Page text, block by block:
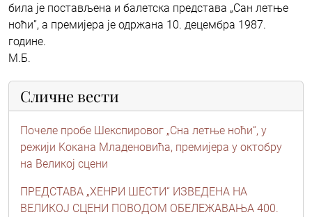
била је постављена и балетска представа „Сан летње
ноћи”, а премијера је одржана 10. децембра 1987.
године.
М.Б.
Сличне вести
Почеле пробе Шекспировог „Сна летње ноћи“, у
режији Kокана Младеновића, премијера у октобру
на Великој сцени
ПРЕДСТАВА „ХЕНРИ ШЕСТИ“ ИЗВЕДЕНА НА
ВЕЛИКОЈ СЦЕНИ ПОВОДОМ ОБЕЛЕЖАВАЊА 400.